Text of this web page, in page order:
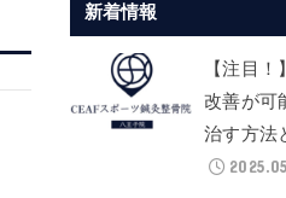
新着情報
【注目
改善が可
治す方法